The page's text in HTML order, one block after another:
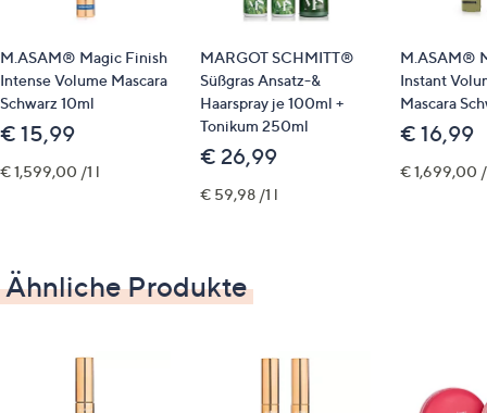
Aqua (Water), Synthetic Beeswax, Glyceryl Stearate,
Copernicia Cerifera Cera (Carnauba Wax), Ricinus
Communis (Castor) Seed Oil, Polyvinyl Alcohol,
Butylene Glycol, Stearic Acid, Palmitic Acid,
Aminomethyl Propanol, Gardenia Taitensis Flower,
Hydrogenated Coconut Oil, Lecithin, Tocopherol,
Caprylyl Glycol, Ascorbyl Palmitate, Cellulose, Silica,
Citric Acid, Sodium Dehydroacetate, Phenoxyethanol,
Qualitätshinweise
M.ASAM® Magic Finish
Intense Volume Mascara
Schwarz 10ml
€ 15,99
€ 1,599,00 /1 l
MARGOT SCHMITT®
Süßgras Ansatz-&
Haarspray je 100ml +
Tonikum 250ml
€ 26,99
€ 59,98 /1 l
M.ASAM®
Instant
Mascara
€ 16,99
€ 1,699,00 /
Ähnliche Produkte